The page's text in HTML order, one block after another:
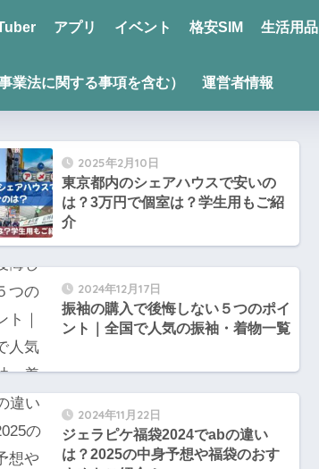
アプリ イベント 格安SIM 生活用品
業法に関する事項を含む） 運営者情報
2025年2月10日
東京都内のシェアハウスで安いの
は？3万円で個室は？学生用もご紹
介
2024年12月17日
振袖の購入で後悔しない５つのポイ
ント｜全国で人気の振袖・着物一覧
2024年11月22日
ジェラピケ福袋2024でabの違い
は？2025の中身予想や福袋のおす